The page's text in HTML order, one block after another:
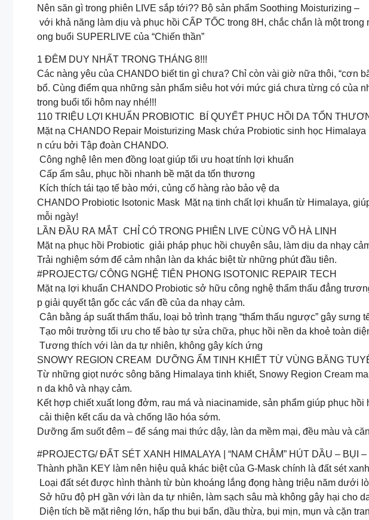
Nên săn gì trong phiên LIVE sắp tới?? Bộ sản phẩm Soothing Moisturizing –
với khả năng làm dịu và phục hồi CẤP TỐC trong 8H, chắc chắn là một
ong buổi SUPERLIVE của “Chiến thần”
1 ĐÊM DUY NHẤT TRONG THÁNG 8!!!
Các nàng yêu của CHANDO biết tin gì chưa? Chỉ còn vài giờ nữa thôi, “cơn
bổ. Cùng điểm qua những sản phẩm siêu hot với mức giá chưa từng có của
trong buổi tối hôm nay nhé!!!
110 TRIỆU LỢI KHUẨN PROBIOTIC BÍ QUYẾT PHỤC HỒI DA TỔN
Mặt nạ CHANDO Repair Moisturizing Mask chứa Probiotic sinh học
n cứu bởi Tập đoàn CHANDO.
Công nghệ lên men đồng loạt giúp tối ưu hoạt tính lợi khuẩn
Cấp ẩm sâu, phục hồi nhanh bề mặt da tổn thương
Kích thích tái tạo tế bào mới, củng cố hàng rào bảo vệ da
CHANDO Probiotic Isotonic Mask Mặt nạ tinh chất lợi khuẩn từ Himalaya,
mỗi ngày!
LẦN ĐẦU RA MẮT CHỈ CÓ TRONG PHIÊN LIVE CÙNG VÕ HÀ LINH
Mặt nạ phục hồi Probiotic giải pháp phục hồi chuyên sâu, làm dịu da nhạy
Trải nghiệm sớm để cảm nhận làn da khác biệt từ những phút đầu tiên.
#PROJECTG/ CÔNG NGHỆ TIÊN PHONG ISOTONIC REPAIR TECH
Mặt nạ lợi khuẩn CHANDO Probiotic sở hữu công nghệ thẩm thấu đẳng
p giải quyết tận gốc các vấn đề của da nhạy cảm.
Cân bằng áp suất thẩm thấu, loại bỏ trình trạng “thẩm thấu ngược” gây sưng
Tạo môi trường tối ưu cho tế bào tự sửa chữa, phục hồi nền da khoẻ toàn
Tương thích với làn da tự nhiên, không gây kích ứng
SNOWY REGION CREAM DƯỠNG ẨM TINH KHIẾT TỪ VÙNG BĂNG
Từ những giọt nước sông băng Himalaya tinh khiết, Snowy Region Cream
n da khô và nhạy cảm.
Kết hợp chiết xuất long đởm, rau má và niacinamide, sản phẩm giúp phục hồi
cải thiện kết cấu da và chống lão hóa sớm.
Dưỡng ẩm suốt đêm – để sáng mai thức dậy, làn da mềm mại, đều màu và
#PROJECTG/ ĐẤT SÉT XANH HIMALAYA | “NAM CHÂM” HÚT DẦU – BỤI –
Thành phần KEY làm nên hiệu quả khác biệt của G-Mask chính là đất sét
Loại đất sét được hình thành từ bùn khoáng lắng đọng hàng triệu năm dưới
Sở hữu độ pH gần với làn da tự nhiên, làm sạch sâu mà không gây hại cho
Diện tích bề mặt riêng lớn, hấp thu bụi bẩn, dầu thừa, bụi mịn, mụn và cặn